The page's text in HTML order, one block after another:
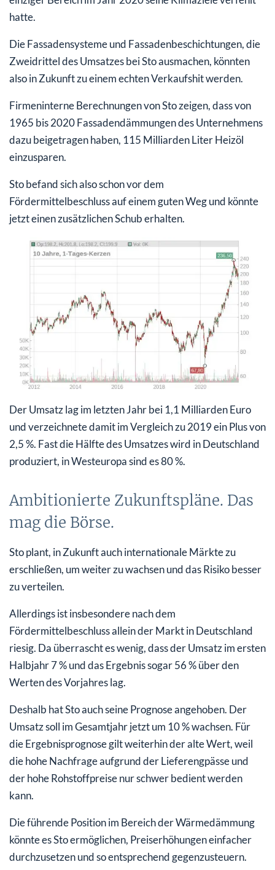
hatte.
Die Fassadensysteme und Fassadenbeschichtungen, die
Zweidrittel des Umsatzes bei Sto ausmachen, könnten
also in Zukunft zu einem echten Verkaufshit werden.
Firmeninterne Berechnungen von Sto zeigen, dass von
1965 bis 2020 Fassadendämmungen des Unternehmens
dazu beigetragen haben, 115 Milliarden Liter Heizöl
einzusparen.
Sto befand sich also schon vor dem
Fördermittelbeschluss auf einem guten Weg und könnte
jetzt einen zusätzlichen Schub erhalten.
Der Umsatz lag im letzten Jahr bei 1,1 Milliarden Euro
und verzeichnete damit im Vergleich zu 2019 ein Plus von
2,5 %. Fast die Hälfte des Umsatzes wird in Deutschland
produziert, in Westeuropa sind es 80 %.
Ambitionierte Zukunftspläne. Das
mag die Börse.
Sto plant, in Zukunft auch internationale Märkte zu
erschließen, um weiter zu wachsen und das Risiko besser
zu verteilen.
Allerdings ist insbesondere nach dem
Fördermittelbeschluss allein der Markt in Deutschland
riesig. Da überrascht es wenig, dass der Umsatz im ersten
Halbjahr 7 % und das Ergebnis sogar 56 % über den
Werten des Vorjahres lag.
Deshalb hat Sto auch seine Prognose angehoben. Der
Umsatz soll im Gesamtjahr jetzt um 10 % wachsen. Für
die Ergebnisprognose gilt weiterhin der alte Wert, weil
die hohe Nachfrage aufgrund der Lieferengpässe und
der hohe Rohstoffpreise nur schwer bedient werden
kann.
Die führende Position im Bereich der Wärmedämmung
könnte es Sto ermöglichen, Preiserhöhungen einfacher
durchzusetzen und so entsprechend gegenzusteuern.